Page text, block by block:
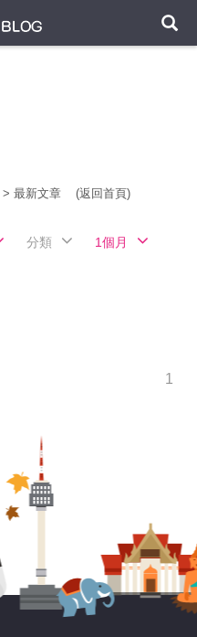
> 最新文章 (返回首頁)
分類 1個月
1